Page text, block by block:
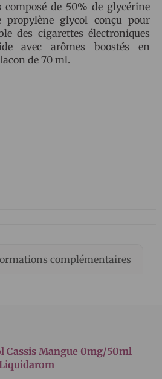
composé de 50% de glycérine
propylène glycol conçu pour
des cigarettes électroniques
avec arômes boostés en
de 70 ml.
complémentaires
Cassis Mangue 0mg/50ml